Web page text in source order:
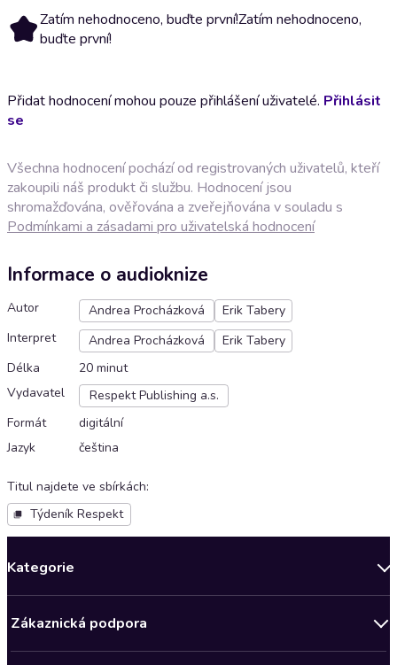
Zatím nehodnoceno, buďte první!Zatím nehodnoceno,
buďte první!
Přidat hodnocení mohou pouze přihlášení uživatelé. Přihlásit
se
Všechna hodnocení pochází od registrovaných uživatelů, kteří
zakoupili náš produkt či službu. Hodnocení jsou
shromažďována, ověřována a zveřejňována v souladu s
Podmínkami a zásadami pro uživatelská hodnocení
Informace o audioknize
Autor Andrea Procházková
Erik Tabery
Interpret
Andrea Procházková
Erik Tabery
Délka
20 minut
Vydavatel
Respekt Publishing a.s.
Formát
digitální
Jazyk
čeština
Titul najdete ve sbírkách:
Týdeník Respekt
Kategorie
Bestsellery měsíce
Zákaznická podpora